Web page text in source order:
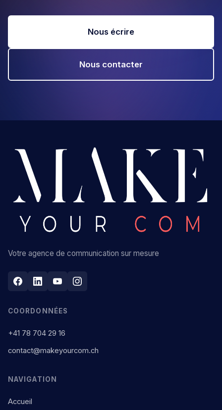
Nous écrire
Nous contacter
Votre agence de communication sur mesure
COORDONNÉES
+41 78 704 29 16
contact@makeyourcom.ch
NAVIGATION
Accueil